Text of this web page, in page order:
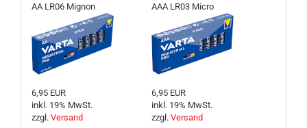
AA LR06 Mignon
6,95 EUR
inkl. 19% MwSt.
zzgl. Versand
AAA LR03 Micro
6,95 EUR
inkl. 19% MwSt.
zzgl. Versand